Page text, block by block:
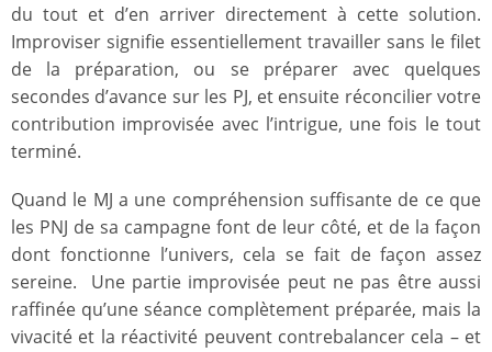
du tout et d’en arriver directement à cette solution.
Improviser signifie essentiellement travailler sans le filet
de la préparation, ou se préparer avec quelques
secondes d’avance sur les PJ, et ensuite réconcilier votre
contribution improvisée avec l’intrigue, une fois le tout
terminé.
Quand le MJ a une compréhension suffisante de ce que
les PNJ de sa campagne font de leur côté, et de la façon
dont fonctionne l’univers, cela se fait de façon assez
sereine. Une partie improvisée peut ne pas être aussi
raffinée qu’une séance complètement préparée, mais la
vivacité et la réactivité peuvent contrebalancer cela – et